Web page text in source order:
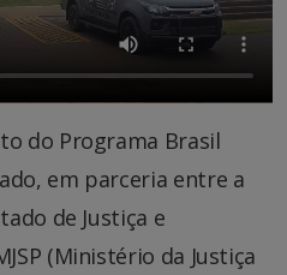
do Programa Brasil
em parceria entre a
de Justiça e
(Ministério da Justiça